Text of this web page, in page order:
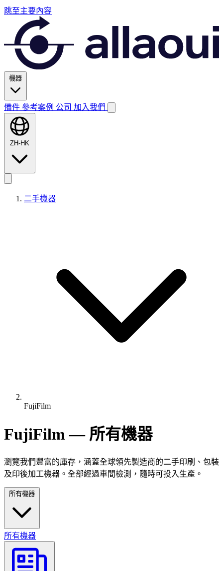
跳至主要內容
機器
備件 參考案例 公司 加入我們
ZH-HK
二手機器
FujiFilm
FujiFilm — 所有機器
瀏覽我們豐富的庫存，涵蓋全球領先製造商的二手印刷、包裝
及印後加工機器。全部經過車間檢測，隨時可投入生產。
所有機器
所有機器